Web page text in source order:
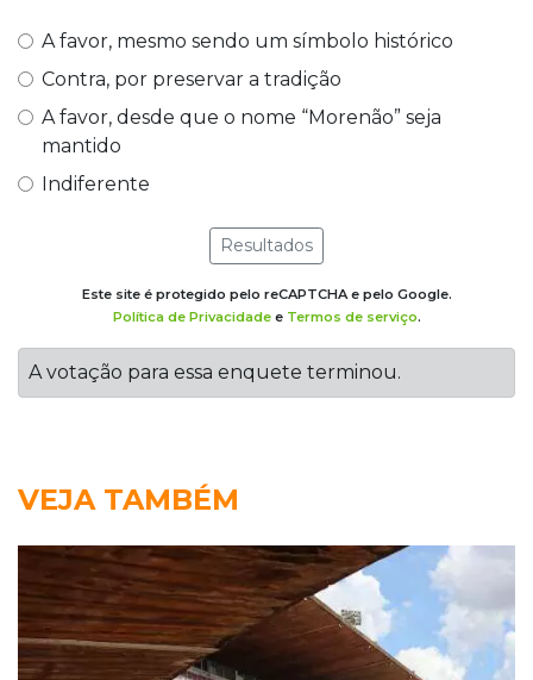
A favor, mesmo sendo um símbolo histórico
Contra, por preservar a tradição
A favor, desde que o nome “Morenão” seja
mantido
Indiferente
Resultados
Este site é protegido pelo reCAPTCHA e pelo Google.
Política de Privacidadee Termos de serviço.
A votação para essa enquete terminou.
VEJA TAMBÉM